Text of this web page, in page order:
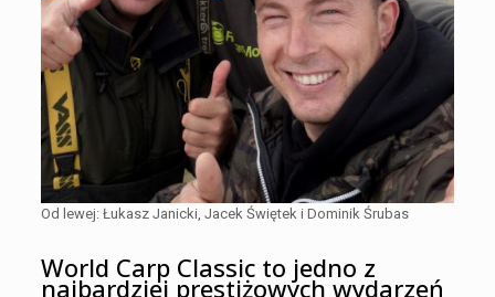
Od lewej: Łukasz Janicki, Jacek Świętek i Dominik Śrubas
World Carp Classic to jedno z
najbardziej prestiżowych wydarzeń